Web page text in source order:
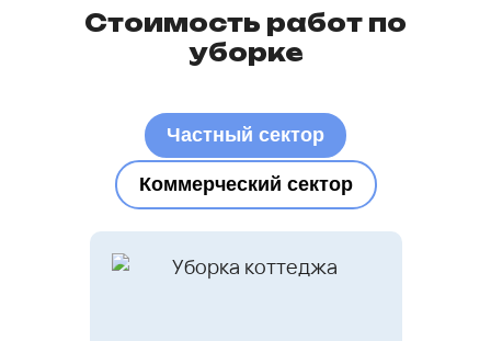
Стоимость работ по
уборке
Частный сектор
Коммерческий сектор